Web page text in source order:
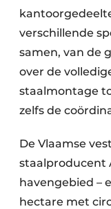
verschillende
samen, van de
over de
staalmontage
zelfs de
De Vlaamse
staalproducent
havengebied –
hectare met